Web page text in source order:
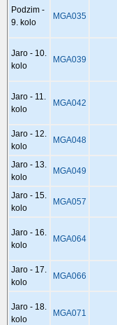
Podzim -
9. kolo
MGA035
Jaro - 10.
kolo
MGA039
Jaro - 11.
kolo
MGA042
Jaro - 12.
kolo
MGA048
Jaro - 13.
kolo
MGA049
Jaro - 15.
kolo
MGA057
Jaro - 16.
kolo
MGA064
Jaro - 17.
kolo
MGA066
Jaro - 18.
kolo
MGA071